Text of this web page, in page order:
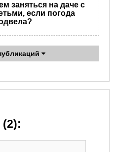
заняться на даче с
если погода